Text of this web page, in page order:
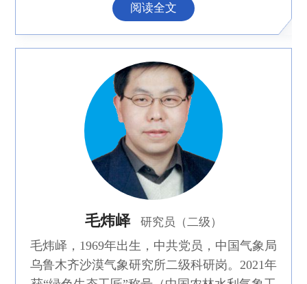
阅读全文
毛炜峄 研究员（二级）
毛炜峄，1969年出生，中共党员，中国气象局
乌鲁木齐沙漠气象研究所二级科研岗。2021年